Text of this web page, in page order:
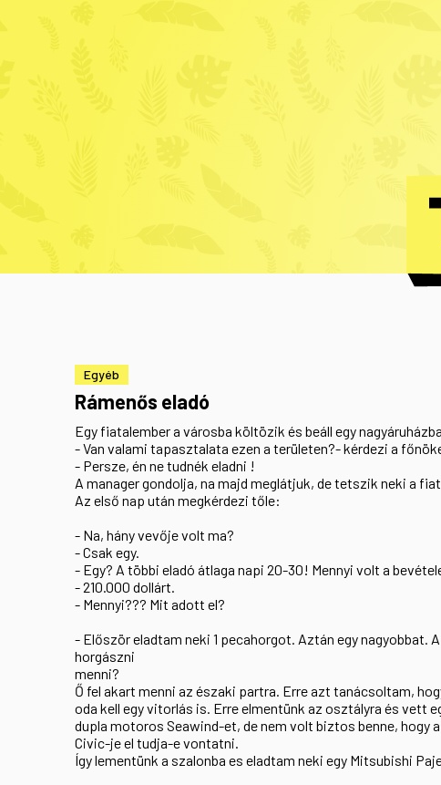
Egyéb
Rámenős eladó
Egy fiatalember a városba költözik és beáll egy
- Van valami tapasztalata ezen a területen?- kérdezi a
- Persze, én ne tudnék eladni !
A manager gondolja, na majd meglátjuk, de tetszik neki a
Az első nap után megkérdezi tőle:
- Na, hány vevője volt ma?
- Csak egy.
- Egy? A többi eladó átlaga napi 20-30! Mennyi volt a
- 210.000 dollárt.
- Mennyi??? Mit adott el?
- Először eladtam neki 1 pecahorgot. Aztán egy nagyobbat.
horgászni
menni?
Ő fel akart menni az északi partra. Erre azt tanácsoltam,
oda kell egy vitorlás is. Erre elmentünk az osztályra és vett
dupla motoros Seawind-et, de nem volt biztos benne, hogy
Civic-je el tudja-e vontatni.
Így lementünk a szalonba es eladtam neki egy Mitsubishi